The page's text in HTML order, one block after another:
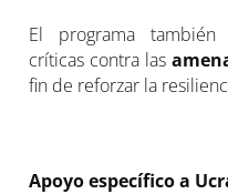
El programa también
críticas contra las
fin de reforzar la
Apoyo específico a